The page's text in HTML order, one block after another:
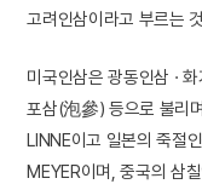
고려인삼이라고 부르는
미국인삼은 광동인삼 ·
포삼(泡參) 등으로 불리
LINNE이고 일본의 죽
MEYER이며, 중국의 삼